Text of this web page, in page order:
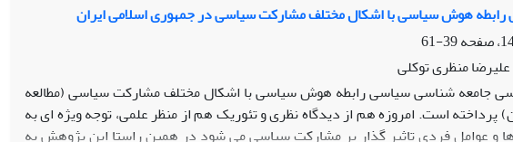
هوش سیاسی با اشکال مختلف مشارکت سیاسی در جمهوری اسلامی ایران
39-61
منظری توکلی
جامعه شناسی سیاسی رابطه هوش سیاسی با اشکال مختلف مشارکت سیاسی (مطالعه
است. امروزه هم از دیدگاه نظری و تئوریک هم از منظر علمی، توجه ویژه ای به
و عوامل فردی تاثیر گذار بر مشارکت سیاسی می شود در همین راستا این پژوهش به